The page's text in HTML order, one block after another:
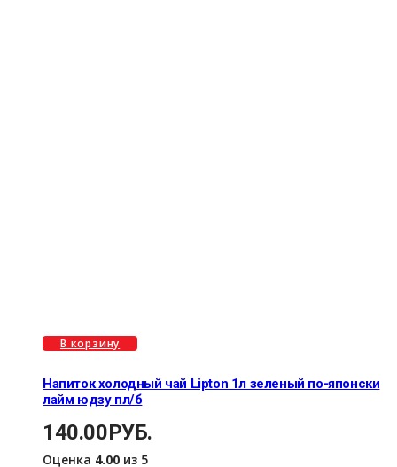
В корзину
Напиток холодный чай Lipton 1л зеленый по-японски
лайм юдзу пл/б
140.00РУБ.
Оценка 4.00 из 5